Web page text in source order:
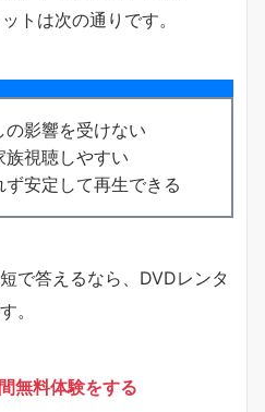
トは次の通りです。
影響を受けない
族視聴しやすい
安定して再生できる
で答えるなら、DVDレンタ
。
無料体験をする